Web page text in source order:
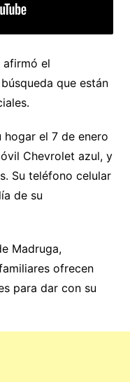
afirmó el
que están
hogar el 7 de enero
Chevrolet azul, y
Su teléfono celular
de su
Madruga,
ofrecen
para dar con su